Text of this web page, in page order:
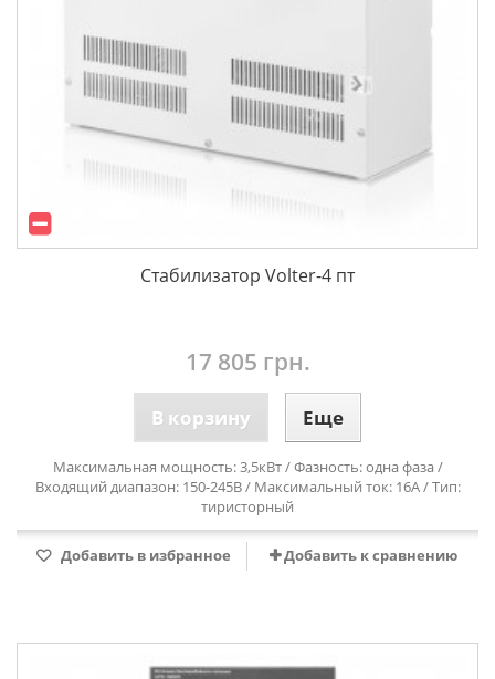
Стабилизатор Volter-4 пт
17 805 грн.
В корзину Еще
Максимальная мощность: 3,5кВт / Фазность: одна фаза /
Входящий диапазон: 150-245В / Максимальный ток: 16А / Тип:
тиристорный
Добавить в избранное Добавить к сравнению